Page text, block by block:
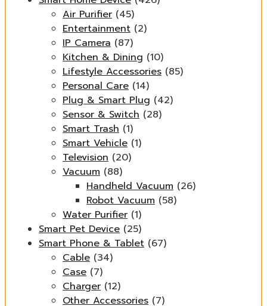
Air Purifier (45)
Entertainment (2)
IP Camera (87)
Kitchen & Dining (10)
Lifestyle Accessories (85)
Personal Care (14)
Plug & Smart Plug (42)
Sensor & Switch (28)
Smart Trash (1)
Smart Vehicle (1)
Television (20)
Vacuum (88)
Handheld Vacuum (26)
Robot Vacuum (58)
Water Purifier (1)
Smart Pet Device (25)
Smart Phone & Tablet (67)
Cable (34)
Case (7)
Charger (12)
Other Accessories (7)